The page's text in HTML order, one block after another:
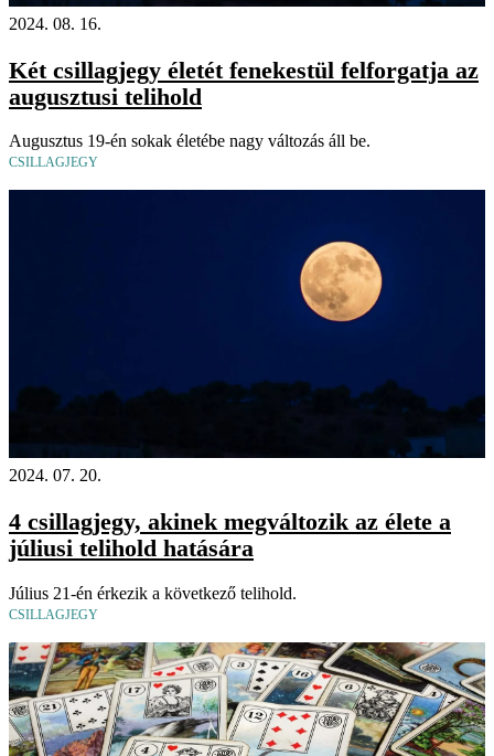
2024. 08. 16.
Két csillagjegy életét fenekestül felforgatja az
augusztusi telihold
Augusztus 19-én sokak életébe nagy változás áll be.
CSILLAGJEGY
2024. 07. 20.
4 csillagjegy, akinek megváltozik az élete a
júliusi telihold hatására
Július 21-én érkezik a következő telihold.
CSILLAGJEGY